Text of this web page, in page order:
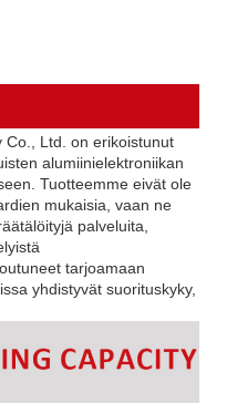
Co., Ltd. on erikoistunut
alumiinielektroniikan
Tuotteemme eivät ole
mukaisia, vaan ne
palveluita,
tarjoamaan
yhdistyvät suorituskyky,